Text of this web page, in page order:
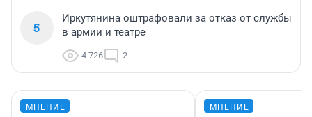
5
Иркутянина оштрафовали за отказ от службы
в армии и театре
4 726 2
МНЕНИЕ МНЕНИЕ